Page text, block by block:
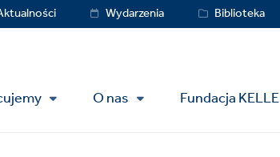
Wydarzenia Biblioteka
O nas Fundacja